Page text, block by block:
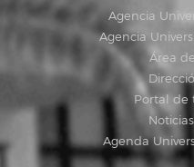
Agencia
Agencia
Área
Portal de
Agenda